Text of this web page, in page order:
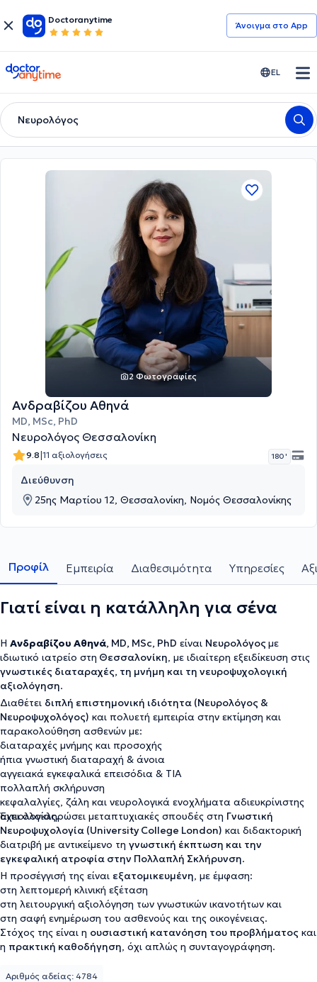
Doctoranytime
Άνοιγμα στο App
doctoranytime EL
Νευρολόγος
2 Φωτογραφίες
Ανδραβίζου Αθηνά
MD, MSc, PhD
Νευρολόγος Θεσσαλονίκη
9.8|11 αξιολογήσεις 180 '
Διεύθυνση
25ης Μαρτίου 12, Θεσσαλονίκη, Νομός Θεσσαλονίκης
Προφίλ Εμπειρία Διαθεσιμότητα Υπηρεσίες
Γιατί είναι η κατάλληλη για σένα
Η Ανδραβίζου Αθηνά, MD, MSc, PhD είναι Νευρολόγοςμε
ιδιωτικό ιατρείο στη Θεσσαλονίκη, με ιδιαίτερη εξειδίκευση στις
γνωστικές διαταραχές, τη μνήμη και τη νευροψυχολογική
αξιολόγηση.
Διαθέτει διπλή επιστημονική ιδιότητα (Νευρολόγος &
Νευροψυχολόγος) και πολυετή εμπειρία στην εκτίμηση και
παρακολούθηση ασθενών με:
διαταραχές μνήμης και προσοχής
ήπια γνωστική διαταραχή & άνοια
αγγειακά εγκεφαλικά επεισόδια & TIA
πολλαπλή σκλήρυνση
κεφαλαλγίες, ζάλη και νευρολογικά ενοχλήματα αδιευκρίνιστης
αιτιολογίας.
Έχει ολοκληρώσει μεταπτυχιακές σπουδές στη Γνωστική
Νευροψυχολογία (University College London) και διδακτορική
διατριβή με αντικείμενο τη γνωστική έκπτωση και την
εγκεφαλική ατροφία στην Πολλαπλή Σκλήρυνση.
Η προσέγγισή της είναι εξατομικευμένη, με έμφαση:
στη λεπτομερή κλινική εξέταση
στη λειτουργική αξιολόγηση των γνωστικών ικανοτήτων και
στη σαφή ενημέρωση του ασθενούς και της οικογένειας.
Στόχος της είναι η ουσιαστική κατανόηση του προβλήματος και
η πρακτική καθοδήγηση, όχι απλώς η συνταγογράφηση.
Αριθμός αδείας: 4784